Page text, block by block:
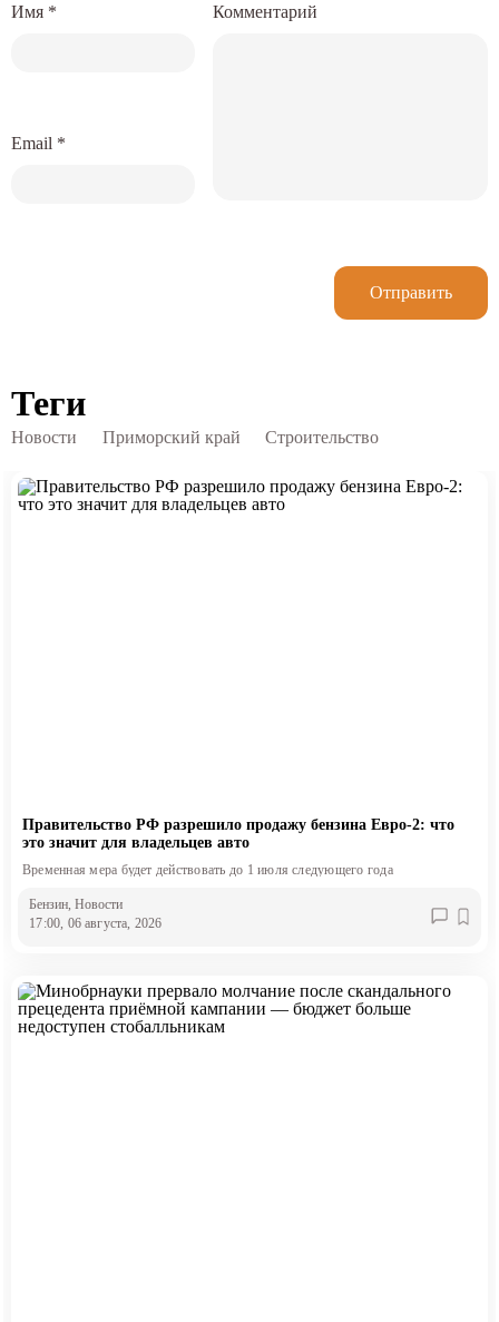
Комментарий
Имя *
Email *
Отправить
Теги
Новости Приморский край Строительство
Правительство РФ разрешило продажу бензина Евро-2: что
это значит для владельцев авто
Временная мера будет действовать до 1 июля следующего года
Бензин, Новости
17:00, 06 августа, 2026